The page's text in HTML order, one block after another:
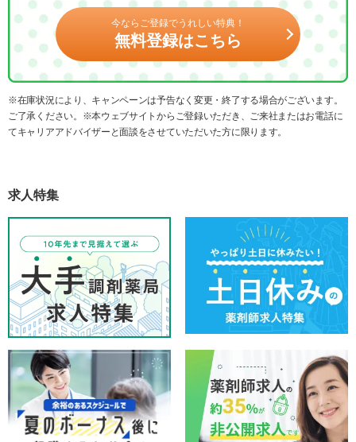
今ならご登録でうれしい特典！
無料登録はこちら
※在庫状況により、キャンペーンは予告なく変更・終了する場合がございます。
ご了承ください。※本ウェブサイトからご登録いただき、ご来社またはお電話に
てキャリアアドバイザーと面談をさせていただいた方に限ります。
求人特集